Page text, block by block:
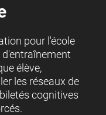
pour l'école
élève,
les réseaux de
cognitives